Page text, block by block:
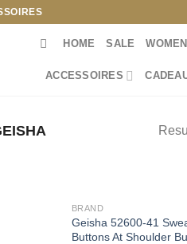
HOME SALE WOMEN
ACCESSOIRES
BRAND
Geisha 52600-41
Buttons At Shoulder